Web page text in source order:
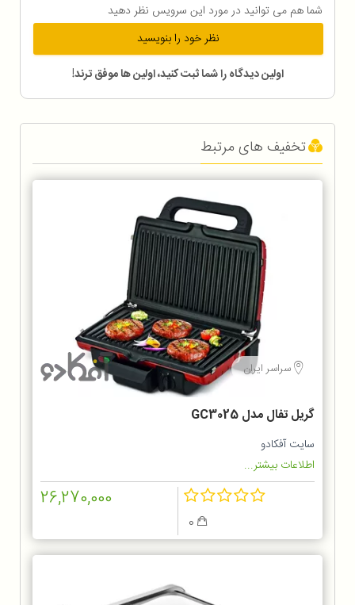
شما هم می توانید در مورد این سرویس نظر دهید
نظر خود را بنویسید
اولین دیدگاه را شما ثبت کنید، اولین ها موفق ترند!
تخفیف های مرتبط
سراسر ایران
گریل تفال مدل GC3025
سایت آفکادو
اطلاعات بیشتر...
26,270,000